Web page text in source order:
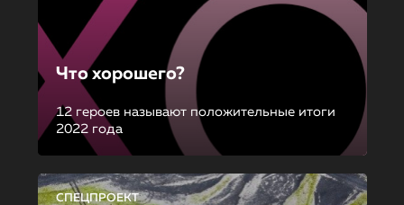
Что хорошего?
12 героев называют положительные итоги
2022 года
СПЕЦПРОЕКТ